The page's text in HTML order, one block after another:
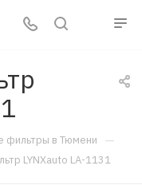
фильтры в Тюмени —
LYNXauto LA-1131